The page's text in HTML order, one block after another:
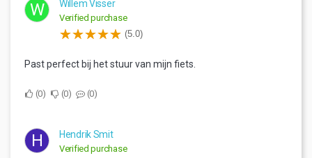
W Willem Visser
Verified purchase
(5.0)
Past perfect bij het stuur van mijn fiets.
0 0 0
H Hendrik Smit
Verified purchase